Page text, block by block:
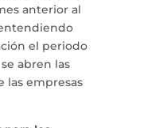
anterior al
el periodo
abren las
las empresas